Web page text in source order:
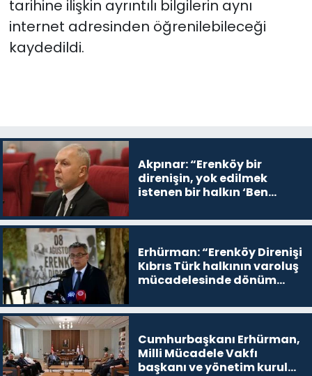
tarihine ilişkin ayrıntılı bilgilerin aynı
internet adresinden öğrenilebileceği
kaydedildi.
Akpınar: “Erenköy bir
direnişin, yok edilmek
istenen bir halkın ‘Ben
devam edeceğim’ dediği
Erhürman: “Erenköy Direnişi
Kıbrıs Türk halkının varoluş
mücadelesinde dönüm
Cumhurbaşkanı Erhürman,
Milli Mücadele Vakfı
başkanı ve yönetim kurulu